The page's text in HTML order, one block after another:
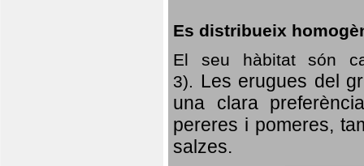
Es distribueix
El seu hàbitat són
3). Les erugues del
una clara
pereres i pomeres,
salzes.